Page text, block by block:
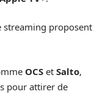
streaming proposent
OCS et Salto,
pour attirer de